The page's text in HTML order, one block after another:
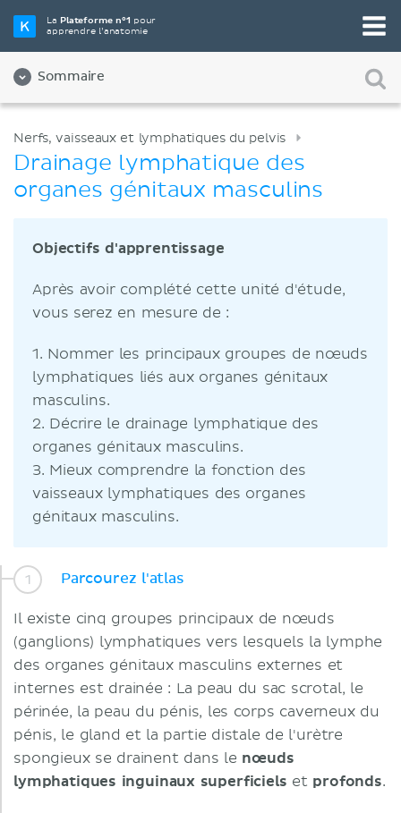
La Plateforme n°1 pour
apprendre l’anatomie
Sommaire
Nerfs, vaisseaux et lymphatiques du pelvis
Drainage lymphatique des
organes génitaux masculins
Objectifs d'apprentissage
Après avoir complété cette unité d'étude,
vous serez en mesure de :
1. Nommer les principaux groupes de nœuds
lymphatiques liés aux organes génitaux
masculins.
2. Décrire le drainage lymphatique des
organes génitaux masculins.
3. Mieux comprendre la fonction des
vaisseaux lymphatiques des organes
génitaux masculins.
Parcourez l'atlas
Il existe cinq groupes principaux de nœuds
(ganglions) lymphatiques vers lesquels la lymphe
des organes génitaux masculins externes et
internes est drainée : La peau du sac scrotal, le
périnée, la peau du pénis, les corps caverneux du
pénis, le gland et la partie distale de l'urètre
spongieux se drainent dans le nœuds
lymphatiques inguinaux superficiels et profonds.